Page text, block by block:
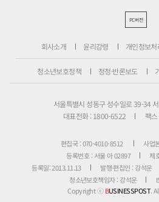
PC버전
회사소개 윤리강령 개인정보
청소년보호정책 정정·반론보도
서울특별시 성동구 성수일로 39-34
대표전화 : 1800-6522
팩
편집국 : 070-4010-8512
사업
등록번호 : 서울 아 02897
제
등록일: 2013.11.13
발행·편집인 : 강석운
청소년보호책임자 : 강석운
Copyright ⓒBUSINESSPOST.